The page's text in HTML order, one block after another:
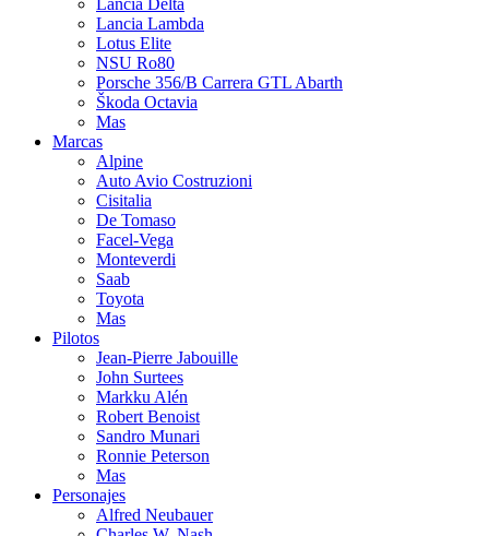
Lancia Delta
Lancia Lambda
Lotus Elite
NSU Ro80
Porsche 356/B Carrera GTL Abarth
Škoda Octavia
Mas
Marcas
Alpine
Auto Avio Costruzioni
Cisitalia
De Tomaso
Facel-Vega
Monteverdi
Saab
Toyota
Mas
Pilotos
Jean-Pierre Jabouille
John Surtees
Markku Alén
Robert Benoist
Sandro Munari
Ronnie Peterson
Mas
Personajes
Alfred Neubauer